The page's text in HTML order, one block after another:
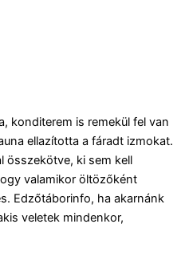
konditerem is remekül fel van
ellazította a fáradt izmokat.
összekötve, ki sem kell
valamikor öltözőként
Edzőtáborinfo, ha akarnánk
veletek mindenkor,